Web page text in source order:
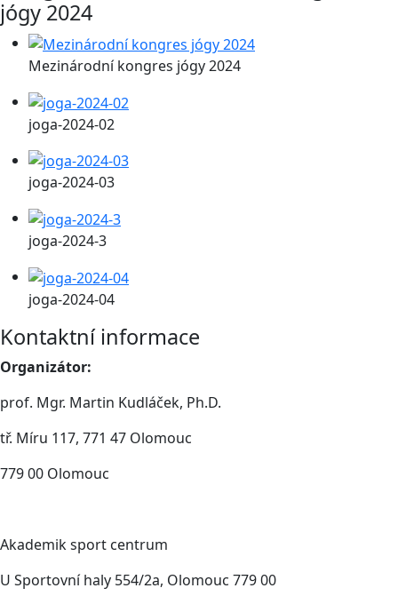
jógy 2024
Mezinárodní kongres jógy 2024
joga-2024-02
joga-2024-03
joga-2024-3
joga-2024-04
Kontaktní informace
Organizátor:
prof. Mgr. Martin Kudláček, Ph.D.
tř. Míru 117, 771 47 Olomouc
779 00 Olomouc
Akademik sport centrum
U Sportovní haly 554/2a, Olomouc 779 00